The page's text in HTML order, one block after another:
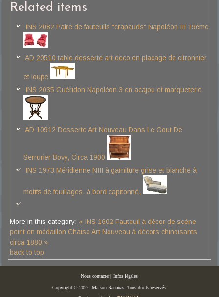
Related items
INS 2082 Paire de fauteuils "crapauds" Napoléon III 19ème
AD 20510 table desserte art deco en placage de citronnier
et loupe
INS 2035 Guéridon Napoléon 3 en acajou et marqueterie
AD 10912 Desserte Art Nouveau Dans Le Gout De
Serrurier Bovy, Circa 1900
INS 1973 Méridienne NIII à garniture grise et blanche à
motifs de feuillages, à bord capitonné,
More in this category: « INS 1602 Fauteuil à décor de scène
peint en médaillon Chaise Art Nouveau à décors chinoisants
circa 1880 »
back to top
Nous contacter | Infos légales
Copyright © 2024 Maison Bananas. Tous droits reservés.